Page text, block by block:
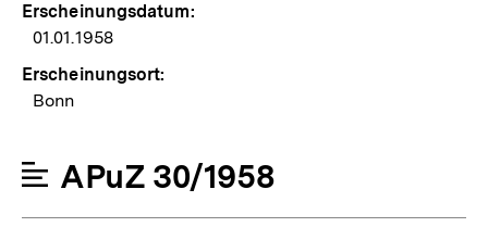
Erscheinungsdatum:
01.01.1958
Erscheinungsort:
Bonn
APuZ 30/1958